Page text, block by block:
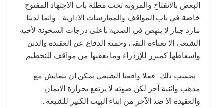
البعض بالانفتاح والمرونة تحت مظلة باب الاجتهاد المفتوح
خاصة في باب المواقف والممارسات الادارية .. وانما لدينا
مارد جبار لا ينهض في الضدية بأعلى درجات السخونة لأخيه
الشيعي الا بعباءة التقى وحمية الدفاع عن العقيدة والدين
واسقاطها كمبرر للإزدراء وما يعقبها من مواقف للتحطيم.
.. بحسب ذلك.. فعلا واقعنا الشيعي يمكن ان يتعايش مع
مذهب واثنية آخر لكن صوته لا يرتفع بحرارة الايمان
والعقيدة الا ضد الآخر من ابناء البيت الكبير للشيعة ..